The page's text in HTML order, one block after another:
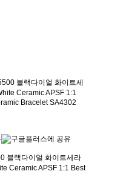
블랙다이얼 화이트세라
Ceramic APSF 1:1 Best